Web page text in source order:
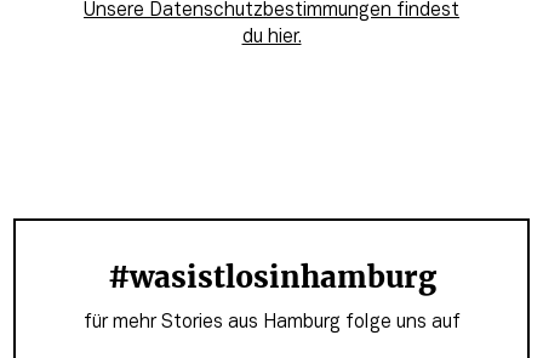
Unsere Datenschutzbestimmungen findest
du hier.
#wasistlosinhamburg
für mehr Stories aus Hamburg folge uns auf